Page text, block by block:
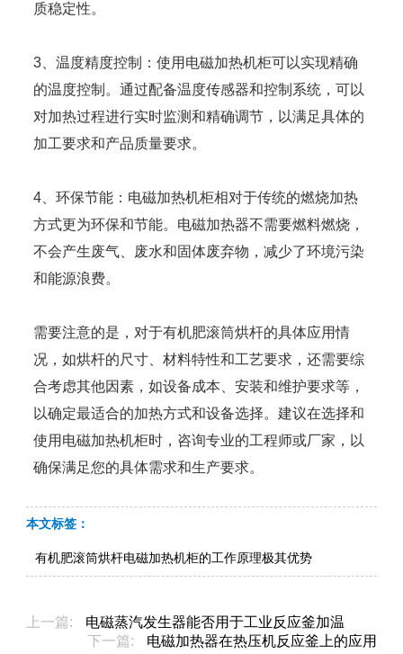
质稳定性。
3、温度精度控制：使用电磁加热机柜可以实现精确
的温度控制。通过配备温度传感器和控制系统，可以
对加热过程进行实时监测和精确调节，以满足具体的
加工要求和产品质量要求。
4、环保节能：电磁加热机柜相对于传统的燃烧加热
方式更为环保和节能。电磁加热器不需要燃料燃烧，
不会产生废气、废水和固体废弃物，减少了环境污染
和能源浪费。
需要注意的是，对于有机肥滚筒烘杆的具体应用情
况，如烘杆的尺寸、材料特性和工艺要求，还需要综
合考虑其他因素，如设备成本、安装和维护要求等，
以确定最适合的加热方式和设备选择。建议在选择和
使用电磁加热机柜时，咨询专业的工程师或厂家，以
确保满足您的具体需求和生产要求。
本文标签：
有机肥滚筒烘杆电磁加热机柜的工作原理极其优势
上一篇:
电磁蒸汽发生器能否用于工业反应釜加温
下一篇:
电磁加热器在热压机反应釜上的应用